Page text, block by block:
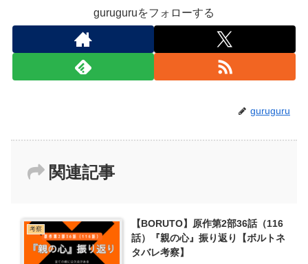
guruguruをフォローする
guruguru
関連記事
考察
【BORUTO】原作第2部36話（116
話）『親の心』振り返り【ボルトネ
タバレ考察】